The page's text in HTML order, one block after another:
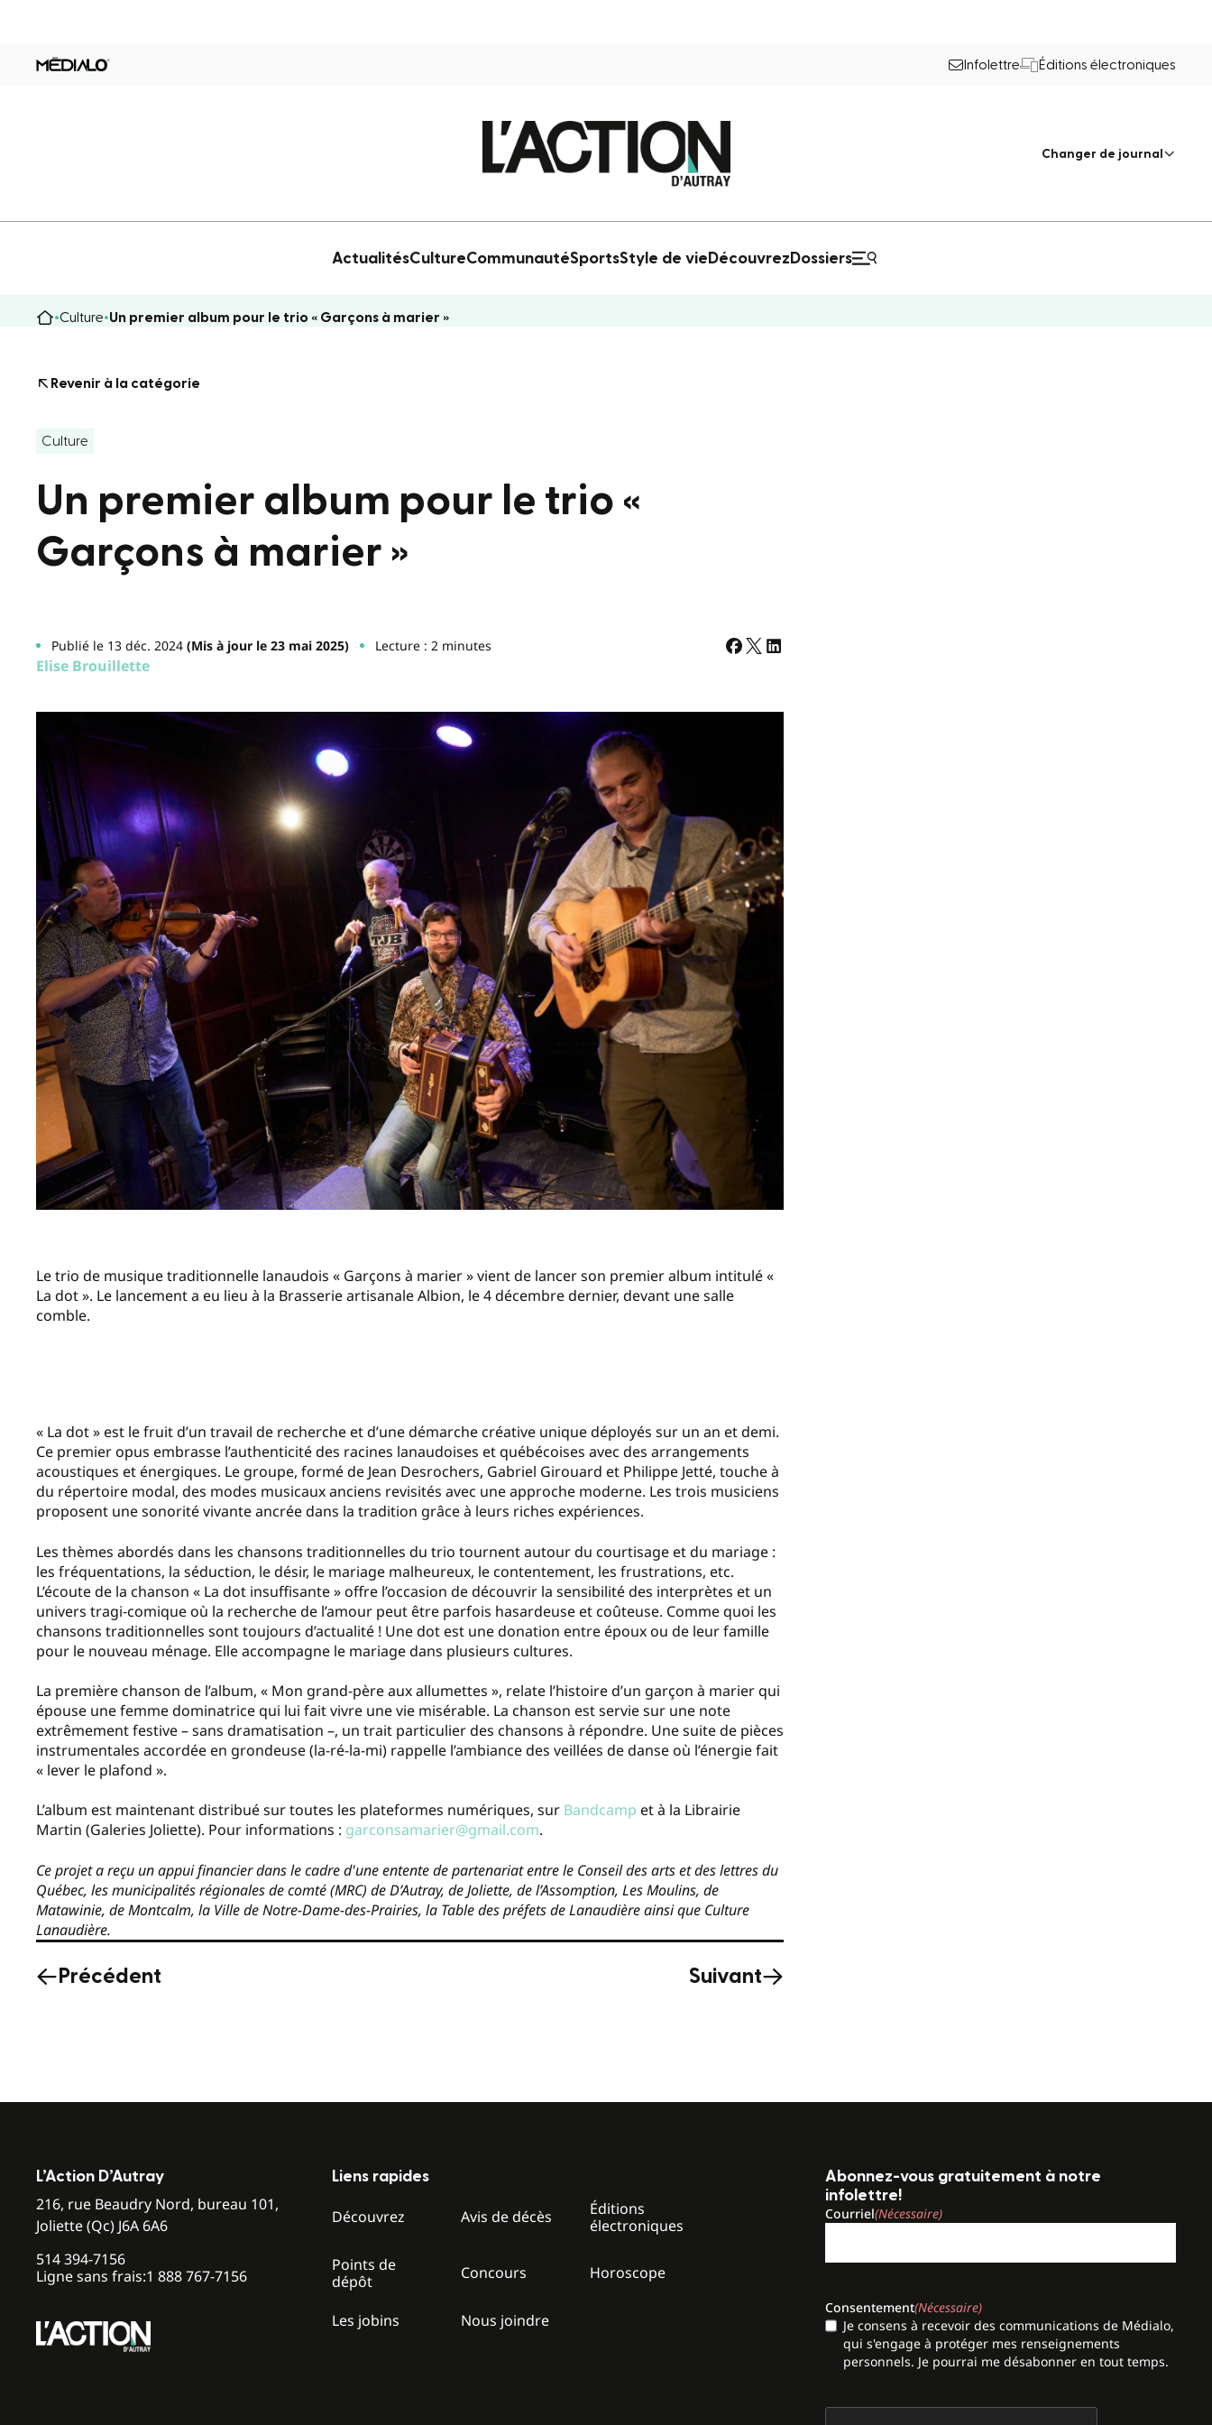
Infolettre Éditions électroniques
Changer de journal
ActualitésCultureCommunautéSportsStyle de vie Découvrez Dossiers
Culture Un premier album pour le trio « Garçons à marier »
Revenir à la catégorie
Culture
Un premier album pour le trio «
Garçons à marier »
Publié le 13 déc. 2024(Mis à jour le 23 mai 2025) Lecture : 2 minutes
Elise Brouillette
Le trio de musique traditionnelle lanaudois « Garçons à marier » vient de lancer son premier album intitulé «
La dot ». Le lancement a eu lieu à la Brasserie artisanale Albion, le 4 décembre dernier, devant une salle
comble.
« La dot » est le fruit d’un travail de recherche et d’une démarche créative unique déployés sur un an et demi.
Ce premier opus embrasse l’authenticité des racines lanaudoises et québécoises avec des arrangements
acoustiques et énergiques. Le groupe, formé de Jean Desrochers, Gabriel Girouard et Philippe Jetté, touche à
du répertoire modal, des modes musicaux anciens revisités avec une approche moderne. Les trois musiciens
proposent une sonorité vivante ancrée dans la tradition grâce à leurs riches expériences.
Les thèmes abordés dans les chansons traditionnelles du trio tournent autour du courtisage et du mariage :
les fréquentations, la séduction, le désir, le mariage malheureux, le contentement, les frustrations, etc.
L’écoute de la chanson « La dot insuffisante » offre l’occasion de découvrir la sensibilité des interprètes et un
univers tragi‑comique où la recherche de l’amour peut être parfois hasardeuse et coûteuse. Comme quoi les
chansons traditionnelles sont toujours d’actualité ! Une dot est une donation entre époux ou de leur famille
pour le nouveau ménage. Elle accompagne le mariage dans plusieurs cultures.
La première chanson de l’album, « Mon grand-père aux allumettes », relate l’histoire d’un garçon à marier qui
épouse une femme dominatrice qui lui fait vivre une vie misérable. La chanson est servie sur une note
extrêmement festive – sans dramatisation –, un trait particulier des chansons à répondre. Une suite de pièces
instrumentales accordée en grondeuse (la-ré-la-mi) rappelle l’ambiance des veillées de danse où l’énergie fait
« lever le plafond ».
L’album est maintenant distribué sur toutes les plateformes numériques, sur Bandcamp et à la Librairie
Martin (Galeries Joliette). Pour informations : garconsamarier@gmail.com.
Ce projet a reçu un appui financier dans le cadre d'une entente de partenariat entre le Conseil des arts et des lettres du
Québec, les municipalités régionales de comté (MRC) de D’Autray, de Joliette, de l’Assomption, Les Moulins, de
Matawinie, de Montcalm, la Ville de Notre-Dame-des-Prairies, la Table des préfets de Lanaudière ainsi que Culture
Lanaudière.
Précédent Suivant
L’Action D’Autray
216, rue Beaudry Nord, bureau 101,
Joliette (Qc) J6A 6A6
514 394-7156
Ligne sans frais:1 888 767-7156
Liens rapides
Découvrez Avis de décès
Éditions
électroniques
Points de
dépôt
Concours Horoscope
Les jobins Nous joindre
Abonnez-vous gratuitement à notre
infolettre!
Courriel(Nécessaire)
Consentement(Nécessaire)
Je consens à recevoir des communications de Médialo,
qui s'engage à protéger mes renseignements
personnels. Je pourrai me désabonner en tout temps.
CAPTCHA